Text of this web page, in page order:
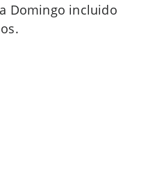
Domingo incluido